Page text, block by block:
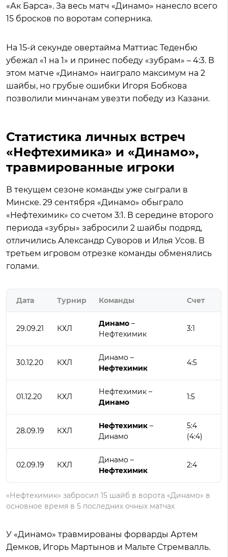
«Ак Барса». За весь матч «Динамо» нанесло всего
15 бросков по воротам соперника.
На 15-й секунде овертайма Маттиас Теденбю
убежал «1 на 1» и принес победу «зубрам» – 4:3. В
этом матче «Динамо» наиграло максимум на 2
шайбы, но грубые ошибки Игоря Бобкова
позволили минчанам увезти победу из Казани.
Статистика личных встреч
«Нефтехимика» и «Динамо»,
травмированные игроки
В текущем сезоне команды уже сыграли в
Минске. 29 сентября «Динамо» обыграло
«Нефтехимик» со счетом 3:1. В середине второго
периода «зубры» забросили 2 шайбы подряд,
отличились Александр Суворов и Илья Усов. В
третьем игровом отрезке команды обменялись
голами.
Дата Турнир Команды Счет
29.09.21 КХЛ
Динамо –
Нефтехимик
3:1
30.12.20 КХЛ
Динамо –
Нефтехимик
4:5
01.12.20 КХЛ
Нефтехимик –
Динамо
1:5
28.09.19 КХЛ
Нефтехимик –
Динамо
5:4
(4:4)
02.09.19 КХЛ
Динамо –
Нефтехимик
2:4
«Нефтехимик» забросил 15 шайб в ворота «Динамо» в
основное время в 5 последних очных матчах
У «Динамо» травмированы форварды Артем
Демков, Игорь Мартынов и Мальте Стремвалль.